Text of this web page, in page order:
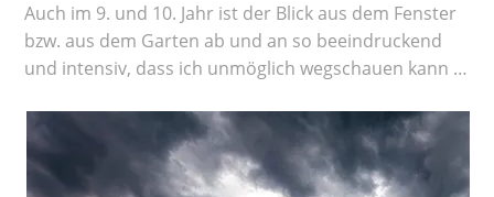
Auch im 9. und 10. Jahr ist der Blick aus dem Fenster
bzw. aus dem Garten ab und an so beeindruckend
und intensiv, dass ich unmöglich wegschauen kann …